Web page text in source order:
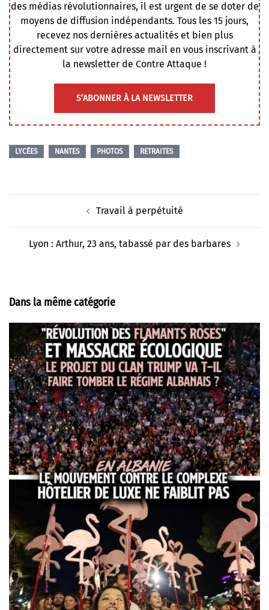
des médias révolutionnaires, il est urgent de se doter de
moyens de diffusion indépendants. Tous les 15 jours,
recevez nos dernières actualités et bien plus
directement sur votre adresse mail en vous inscrivant à
la newsletter de Contre Attaque !
S’ABONNER À LA NEWSLETTER
LYCÉES NANTES PHOTOS RETRAITES
Travail à perpétuité
Lyon : Arthur, 23 ans, tabassé par des barbares
Dans la même catégorie